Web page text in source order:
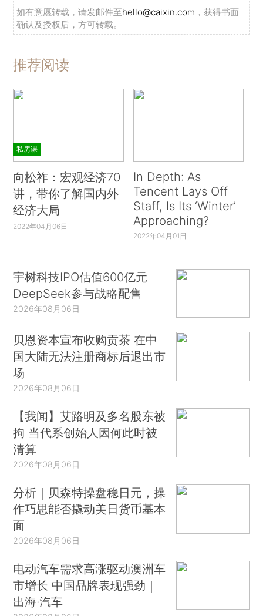
如有意愿转载，请发邮件至hello@caixin.com ，获得书面
确认及授权后，方可转载。
推荐阅读
私房课
向松祚：宏观经济70
讲，带你了解国内外
经济大局
2022年04月06日
In Depth: As
Tencent Lays Off
Staff, Is Its ‘Winter’
Approaching?
2022年04月01日
宇树科技IPO估值600亿元
DeepSeek参与战略配售
2026年08月06日
贝恩资本宣布收购贡茶 在中
国大陆无法注册商标后退出市
场
2026年08月06日
【我闻】艾路明及多名股东被
拘 当代系创始人因何此时被
清算
2026年08月06日
分析｜贝森特操盘稳日元，操
作巧思能否撬动美日货币基本
面
2026年08月06日
电动汽车需求高涨驱动澳洲车
市增长 中国品牌表现强劲｜
出海·汽车